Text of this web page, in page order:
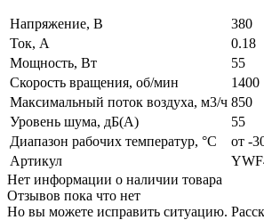
Напряжение, В
380
Ток, А
0.18
Мощность, Вт
55
Скорость вращения, об/мин
1400
Максимальный поток воздуха, м3/ч 850
Уровень шума, дБ(А)
55
Диапазон рабочих температур, °C
от -
Артикул
Нет информации о наличии товара
Отзывов пока что нет
Но вы можете исправить ситуацию.